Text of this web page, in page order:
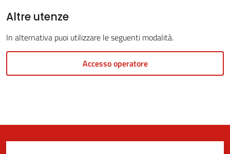
on-
gli
Altre utenze
In alternativa puoi utilizzare le seguenti modalità.
Accesso operatore